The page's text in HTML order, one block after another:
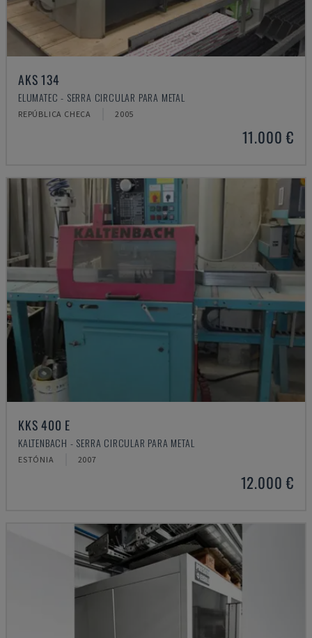
AKS 134
ELUMATEC - SERRA CIRCULAR PARA METAL
REPÚBLICA CHECA 2005
11.000 €
KKS 400 E
KALTENBACH - SERRA CIRCULAR PARA METAL
ESTÓNIA 2007
12.000 €